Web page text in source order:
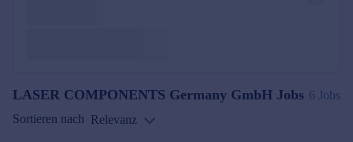
LASER COMPONENTS Germany GmbH Jobs 6 Jobs
Sortieren nach Relevanz